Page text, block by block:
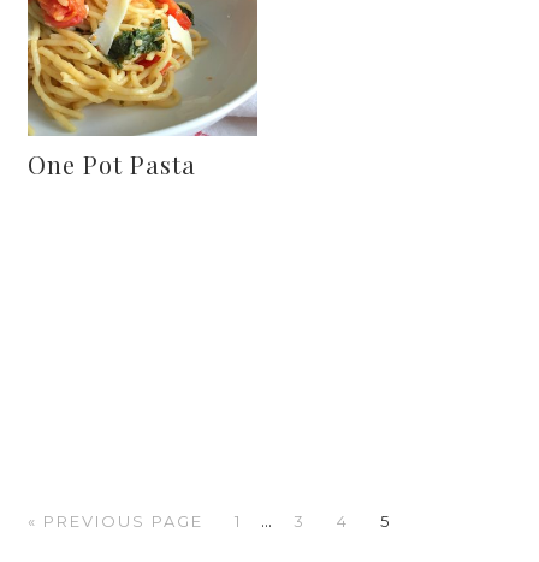
One Pot Pasta
« PREVIOUS PAGE 1 … 3 4 5